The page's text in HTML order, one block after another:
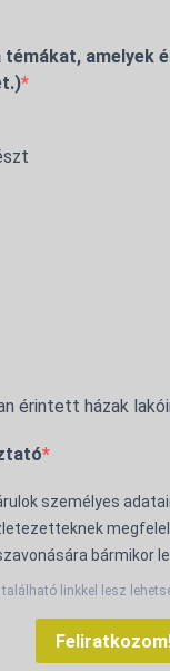
amelyek
érintett házak
személyes
bármikor
linkkel lesz